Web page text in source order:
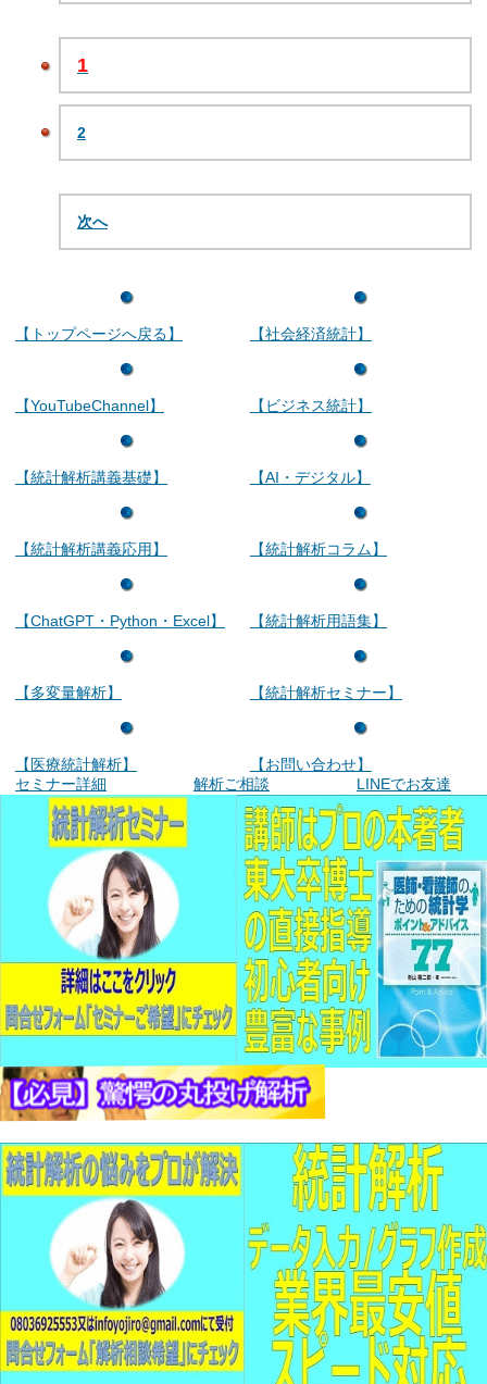
1
2
次へ
【トップページへ戻る】
【YouTubeChannel】
【統計解析講義基礎】
【統計解析講義応用】
【ChatGPT・Python・Excel】
【多変量解析】
【医療統計解析】
【社会経済統計】
【ビジネス統計】
【AI・デジタル】
【統計解析コラム】
【統計解析用語集】
【統計解析セミナー】
【お問い合わせ】
セミナー詳細
解析ご相談 LINEでお友達